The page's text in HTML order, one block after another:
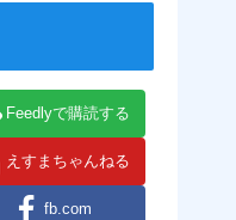
Feedlyで購読する
えすまちゃんねる
fb.com